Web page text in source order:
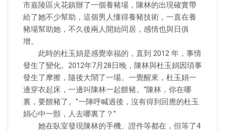
市嘉陵區火花鎮辦了一個養豬場，陳林的出現確實帶
給了她不少幫助，這個男人懂得養豬技術，一直在養
豬場幫助她，不久後兩人開始同居，感情也與日俱
增。
此時的杜玉娟是感覺幸福的，直到 2012 年，事情
發生了變化。2012年7月28日晚，陳林與杜玉娟因瑣事
發生了摩擦，隨後大鬧了一場。一覺醒來，杜玉娟一
邊穿衣起床，一邊叫陳林一起餵豬。“陳林，你在哪
裏，要餵豬了。”一陣呼喊過後，沒有得到回應的杜玉
娟心中一顫，人去哪裏了？”
她在臥室發現陳林的手機、證件等都在，但等了4